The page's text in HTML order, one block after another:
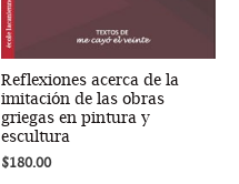
Reflexiones acerca de la
imitación de las obras
griegas en pintura y
escultura
$180.00